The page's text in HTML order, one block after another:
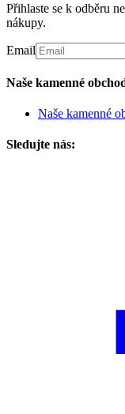
Přihlaste se k odběru
nákupy.
Email
Naše kamenné
Naše kamenné
Sledujte nás: